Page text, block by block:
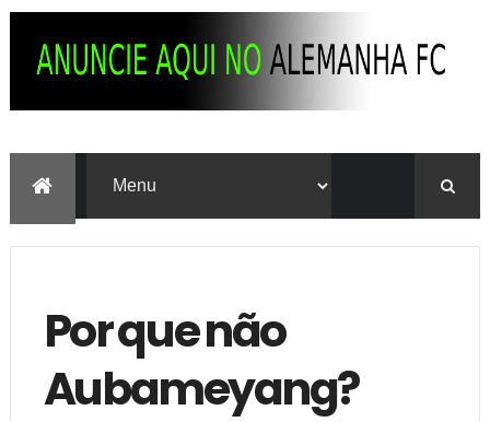
Por que não
Aubameyang?